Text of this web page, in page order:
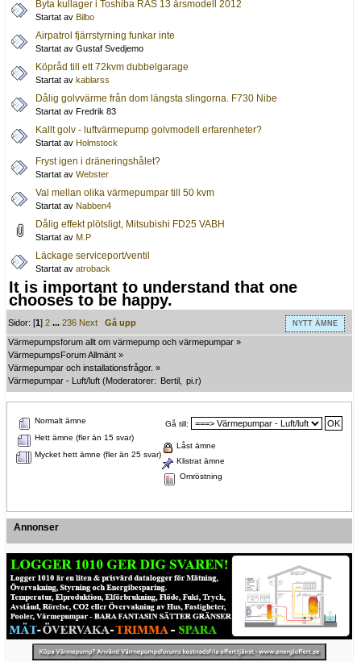
Byta kullager i Toshiba RAS 13 årsmodell 2012
Startat av Bilbo
Airpatrol fjärrstyrning funkar inte
Startat av Gustaf Svedjemo
Köpråd till ett 72kvm dubbelgarage
Startat av kablarss
Dålig golvvärme från dom längsta slingorna. F730 Nibe
Startat av Fredrik 83
Kallt golv - luftvärmepump golvmodell erfarenheter?
Startat av Holmstock
Fryst igen i dräneringshålet?
Startat av Webster
Val mellan olika värmepumpar till 50 kvm
Startat av Nabben4
Dålig effekt plötsligt, Mitsubishi FD25 VABH
Startat av M.P
Läckage serviceport/ventil
Startat av atroback
It is important to understand that one
chooses to be happy.
NYTT ÄMNE
Sidor: [1]2 ...236 Next
Gå upp
Värmepumpsforum allt om värmepump och värmepumpar »
VärmepumpsForum Allmänt »
Värmepumpar och installationsfrågor. »
Värmepumpar - Luft/luft (Moderatorer: Bertil pi.r)
Gå till:
Normalt ämne
Hett ämne (fler än 15 svar)
Mycket hett ämne (fler än 25 svar)
Låst ämne
Klistrat ämne
Omröstning
Annonser